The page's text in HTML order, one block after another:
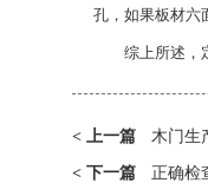
孔，如果板材六
综上所述，定
< 上一篇 木门生
< 下一篇 正确检